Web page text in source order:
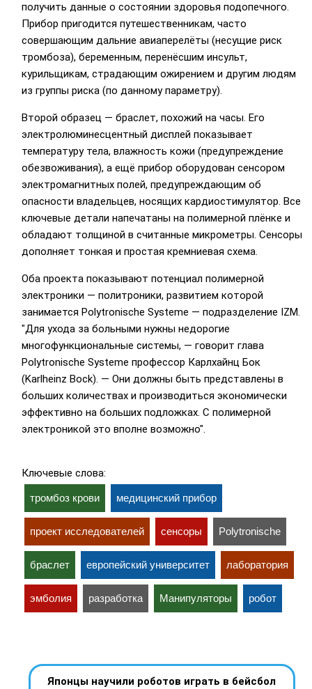
получить данные о состоянии здоровья подопечного.
Прибор пригодится путешественникам, часто
совершающим дальние авиаперелёты (несущие риск
тромбоза), беременным, перенёсшим инсульт,
курильщикам, страдающим ожирением и другим людям
из группы риска (по данному параметру).
Второй образец — браслет, похожий на часы. Его
электролюминесцентный дисплей показывает
температуру тела, влажность кожи (предупреждение
обезвоживания), а ещё прибор оборудован сенсором
электромагнитных полей, предупреждающим об
опасности владельцев, носящих кардиостимулятор. Все
ключевые детали напечатаны на полимерной плёнке и
обладают толщиной в считанные микрометры. Сенсоры
дополняет тонкая и простая кремниевая схема.
Оба проекта показывают потенциал полимерной
электроники — политроники, развитием которой
занимается Polytronische Systeme — подразделение IZM.
"Для ухода за больными нужны недорогие
многофункциональные системы, — говорит глава
Polytronische Systeme профессор Карлхайнц Бок
(Karlheinz Bock). — Они должны быть представлены в
больших количествах и производиться экономически
эффективно на больших подложках. С полимерной
электроникой это вполне возможно".
Ключевые слова:
тромбоз крови медицинский прибор
проект исследователей сенсоры Polytronische
браслет европейский университет лаборатория
эмболия разработка Манипуляторы робот
Японцы научили роботов играть в бейсбол